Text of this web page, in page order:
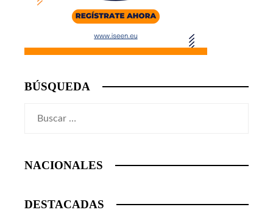
BÚSQUEDA
NACIONALES
DESTACADAS